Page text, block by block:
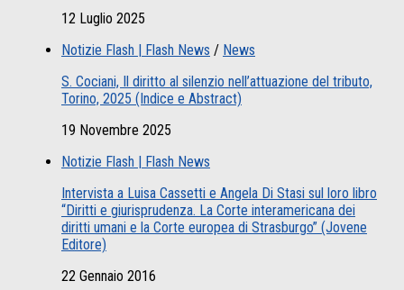
12 Luglio 2025
Notizie Flash | Flash News / News
S. Cociani, Il diritto al silenzio nell’attuazione del tributo,
Torino, 2025 (Indice e Abstract)
19 Novembre 2025
Notizie Flash | Flash News
Intervista a Luisa Cassetti e Angela Di Stasi sul loro libro
“Diritti e giurisprudenza. La Corte interamericana dei
diritti umani e la Corte europea di Strasburgo” (Jovene
Editore)
22 Gennaio 2016